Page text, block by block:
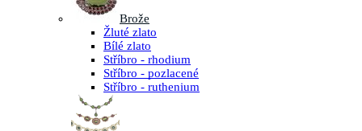
Brože
Žluté zlato
Bílé zlato
Stříbro - rhodium
Stříbro - pozlacené
Stříbro - ruthenium